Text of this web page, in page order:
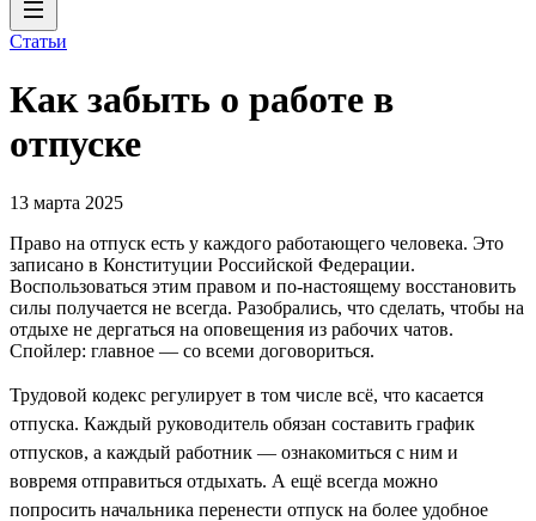
Статьи
Как забыть о работе в
отпуске
13 марта 2025
Право на отпуск есть у каждого работающего человека. Это
записано в Конституции Российской Федерации.
Воспользоваться этим правом и по-настоящему восстановить
силы получается не всегда. Разобрались, что сделать, чтобы на
отдыхе не дергаться на оповещения из рабочих чатов.
Спойлер: главное — со всеми договориться.
Трудовой кодекс регулирует в том числе всё, что касается
отпуска. Каждый руководитель обязан составить график
отпусков, а каждый работник — ознакомиться с ним и
вовремя отправиться отдыхать. А ещё всегда можно
попросить начальника перенести отпуск на более удобное